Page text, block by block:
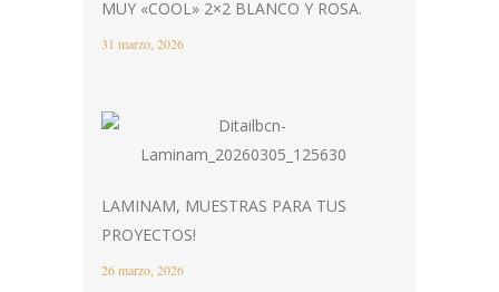
MUY «COOL» 2×2 BLANCO Y ROSA.
31 marzo, 2026
LAMINAM, MUESTRAS PARA TUS
PROYECTOS!
26 marzo, 2026